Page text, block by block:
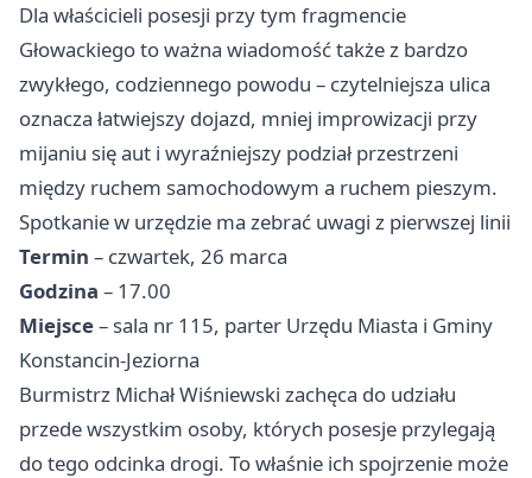
Dla właścicieli posesji przy tym fragmencie
Głowackiego to ważna wiadomość także z bardzo
zwykłego, codziennego powodu – czytelniejsza ulica
oznacza łatwiejszy dojazd, mniej improwizacji przy
mijaniu się aut i wyraźniejszy podział przestrzeni
między ruchem samochodowym a ruchem pieszym.
Spotkanie w urzędzie ma zebrać uwagi z pierwszej linii
Termin – czwartek, 26 marca
Godzina – 17.00
Miejsce– sala nr 115, parter Urzędu Miasta i Gminy
Konstancin-Jeziorna
Burmistrz Michał Wiśniewski zachęca do udziału
przede wszystkim osoby, których posesje przylegają
do tego odcinka drogi. To właśnie ich spojrzenie może